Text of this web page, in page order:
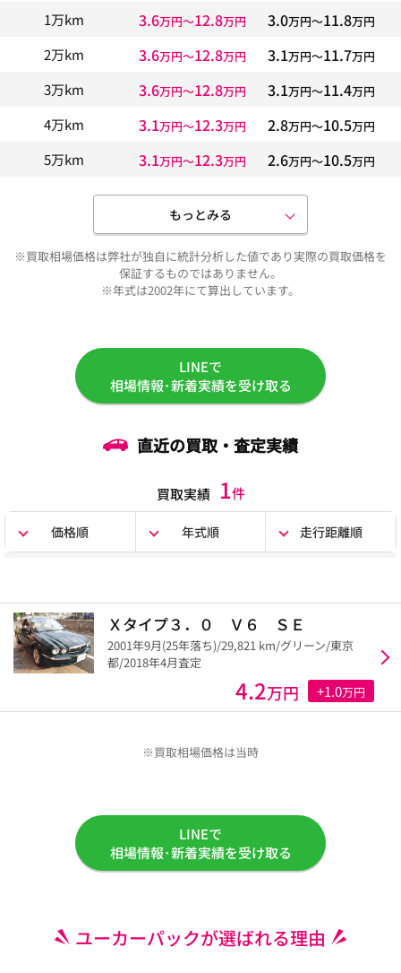
1万km 3.6万円〜12.8万円 3.0万円〜11.8万円
2万km 3.6万円〜12.8万円 3.1万円〜11.7万円
3万km 3.6万円〜12.8万円 3.1万円〜11.4万円
4万km 3.1万円〜12.3万円 2.8万円〜10.5万円
5万km 3.1万円〜12.3万円 2.6万円〜10.5万円
もっとみる
※買取相場価格は弊社が独自に統計分析した値であり実際の買取価格を
保証するものではありません。
※年式は2002年にて算出しています。
LINEで
相場情報･新着実績を受け取る
直近の買取・査定実績
買取実績 1件
価格順 年式順 走行距離順
Ｘタイプ３．０ Ｖ６ ＳＥ
2001年9月(25年落ち)/29,821 km/グリーン/東京
都/2018年4月査定
4.2万円 +1.0万円
※買取相場価格は当時
LINEで
相場情報･新着実績を受け取る
ユーカーパックが選ばれる理由